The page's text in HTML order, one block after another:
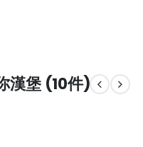
漢堡 (10件)